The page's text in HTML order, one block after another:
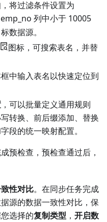
将过滤条件设置为
emp_no 列中小于 10005
数据源。
图标，可搜索表名，并替
中输入表名以快速定位到
，可以批量定义通用规则
转换、前后缀添加、替换
段的统一映射配置。
预检查，预检查通过后，
性对比。在同步任务完成
源的数据一致性对比，保
选择的复制类型 ， 开启数